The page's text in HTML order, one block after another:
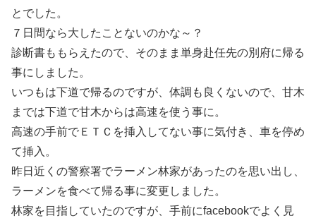
とでした。
７日間なら大したことないのかな～？
診断書ももらえたので、そのまま単身赴任先の別府に帰る
事にしました。
いつもは下道で帰るのですが、体調も良くないので、甘木
までは下道で甘木からは高速を使う事に。
高速の手前でＥＴＣを挿入してない事に気付き、車を停め
て挿入。
昨日近くの警察署でラーメン林家があったのを思い出し、
ラーメンを食べて帰る事に変更しました。
林家を目指していたのですが、手前にfacebookでよく見